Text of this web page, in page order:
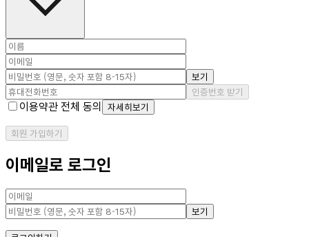
보기
인증번호 받기
이용약관 전체 동의 자세히보기
회원 가입하기
이메일로 로그인
보기